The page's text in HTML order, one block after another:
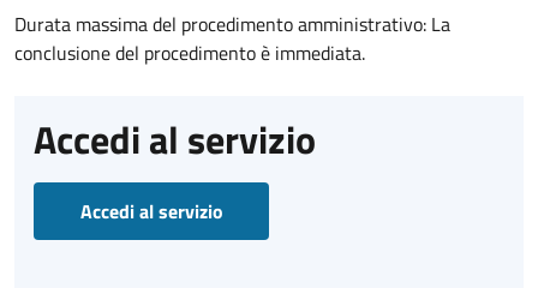
Durata massima del procedimento amministrativo: La
conclusione del procedimento è immediata.
Accedi al servizio
Accedi al servizio